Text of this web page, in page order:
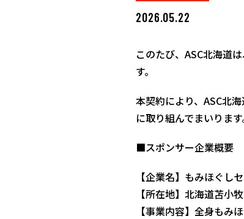
2026.05.22
このたび、ASC北海道
す。
本契約により、ASC北
に取り組んでまいります
■スポンサー企業概要
【企業名】もみほぐし
【所在地】北海道苫小
【事業内容】全身もみ